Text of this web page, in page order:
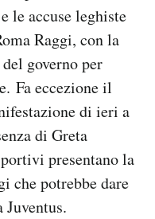
le accuse leghiste
Raggi, con la
governo per
Fa eccezione il
di ieri a
di Greta
presentano la
che potrebbe dare